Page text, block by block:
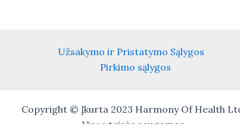
on
the
Užsakymo ir Pristatymo Sąlygos
Pirkimo sąlygos
Copyright © Įkurta 2023 Harmony Of Health
Visos teisės saugomos